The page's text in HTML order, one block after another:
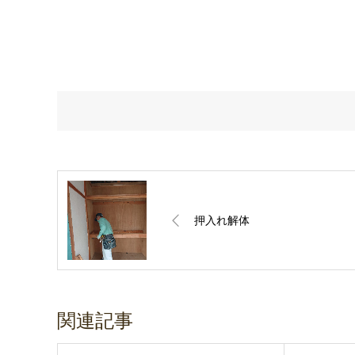
押入れ解体
関連記事